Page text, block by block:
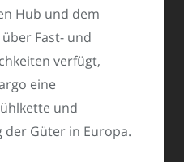
Hub und dem
Fast- und
verfügt,
eine
und
der Güter in Europa.